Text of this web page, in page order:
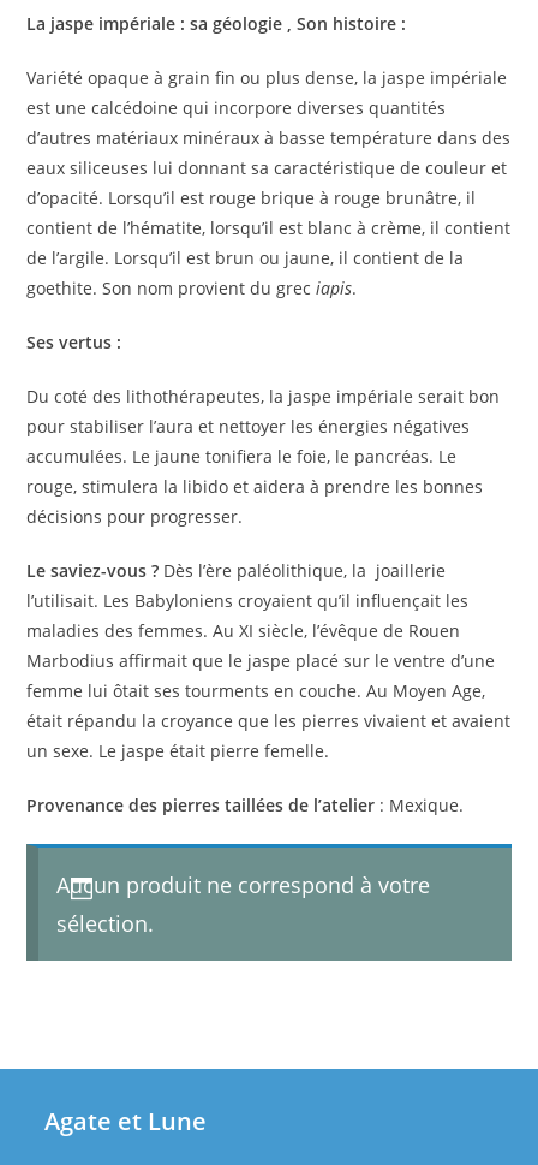
La jaspe impériale : sa géologie , Son histoire :
Variété opaque à grain fin ou plus dense, la jaspe impériale
est une calcédoine qui incorpore diverses quantités
d’autres matériaux minéraux à basse température dans des
eaux siliceuses lui donnant sa caractéristique de couleur et
d’opacité. Lorsqu’il est rouge brique à rouge brunâtre, il
contient de l’hématite, lorsqu’il est blanc à crème, il contient
de l’argile. Lorsqu’il est brun ou jaune, il contient de la
goethite. Son nom provient du greciapis.
Ses vertus :
Du coté des lithothérapeutes, la jaspe impériale serait bon
pour stabiliser l’aura et nettoyer les énergies négatives
accumulées. Le jaune tonifiera le foie, le pancréas. Le
rouge, stimulera la libido et aidera à prendre les bonnes
décisions pour progresser.
Le saviez-vous ? Dès l’ère paléolithique, la joaillerie
l’utilisait. Les Babyloniens croyaient qu’il influençait les
maladies des femmes. Au XI siècle, l’évêque de Rouen
Marbodius affirmait que le jaspe placé sur le ventre d’une
femme lui ôtait ses tourments en couche. Au Moyen Age,
était répandu la croyance que les pierres vivaient et avaient
un sexe. Le jaspe était pierre femelle.
Provenance des pierres taillées de l’atelier : Mexique.
Aucun produit ne correspond à votre
sélection.
Agate et Lune